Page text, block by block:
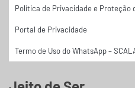
Política de Privacidade e Proteção
Portal de Privacidade
Termo de Uso do WhatsApp –